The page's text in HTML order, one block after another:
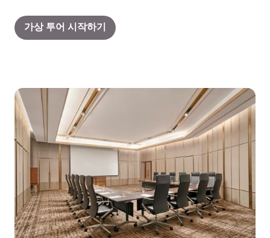
가상 투어 시작하기